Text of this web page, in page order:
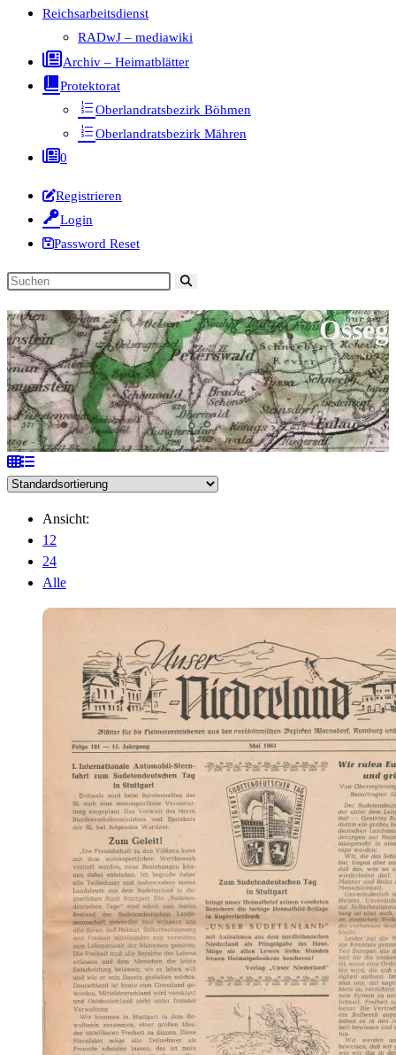
Reichsarbeitsdienst
RADwJ – mediawiki
Archiv – Heimatblätter
Protektorat
Oberlandratsbezirk Böhmen
Oberlandratsbezirk Mähren
0
Registrieren
Login
Password Reset
Diese
durchsuchen
Osseg
Ansicht:
12
24
Alle